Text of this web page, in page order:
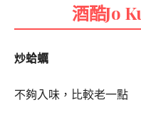
酒酷Jo
炒蛤蠣
不夠入味，比較老一點